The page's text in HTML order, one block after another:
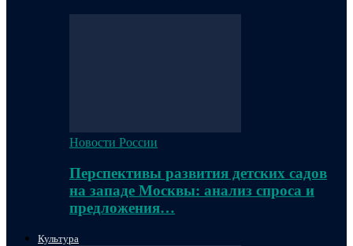
Новости России
Перспективы развития детских садов
на западе Москвы: анализ спроса и
предложения…
Культура